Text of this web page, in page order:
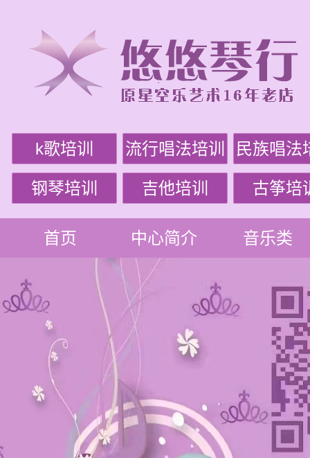
k歌培训 流行唱法培训 民族唱法
钢琴培训 吉他培训 古筝培
首页 中心简介 音乐类